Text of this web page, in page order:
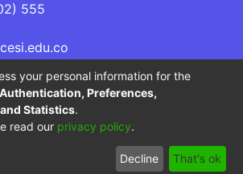
555
es una Institución de Educación
sujeta a inspección y vigilancia
de Educación Nacional.
End User
Agreement
Send
Feedback
your personal information for the
Authentication, Preferences,
Statistics.
read our privacy policy.
Decline That's ok